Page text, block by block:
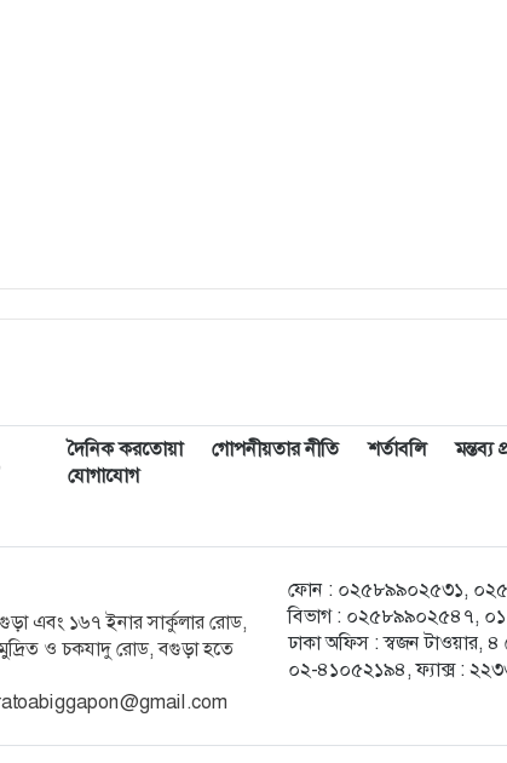
দৈনিক করতোয়া গোপনীয়তার নীতি শর্তাবলি মন্তব্য
যোগাযোগ
এবং ১৬৭ ইনার সার্কুলার রোড,
ও চকযাদু রোড, বগুড়া হতে
ফোন : ০২৫৮৯৯০২৫৩১,
বিভাগ : ০২৫৮৯৯০২৫৪৭,
ঢাকা অফিস : স্বজন টাওয়ার,
০২-৪১০৫২১৯৪, ফ্যাক্স :